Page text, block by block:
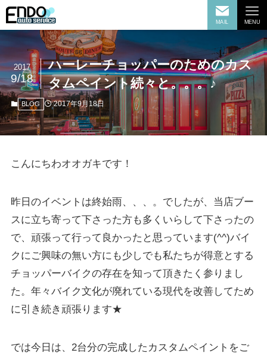
MAIL MENU
ハーレーチョッパーのためのカス
タムペイント続々と。。。♪
2017
9/18
BLOG 2017年9月18日
こんにちわオオガキです！
昨日のイベントは終始雨、、、。でしたが、当店ブー
スに立ち寄って下さった方も多くいらして下さったの
で、頑張って行って良かったと思っています(^^)バイ
クにご興味の無い方にも少しでも私たちが得意とする
チョッパーバイクの存在を知って頂きたく参りまし
た。年々バイク文化が廃れている現代を改善してため
に引き続き頑張ります★
では今日は、2台分の完成したカスタムペイントをご